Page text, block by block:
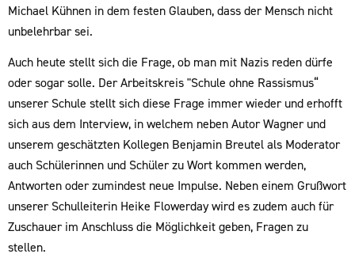
Michael Kühnen in dem festen Glauben, dass der Mensch nicht
unbelehrbar sei.
Auch heute stellt sich die Frage, ob man mit Nazis reden dürfe
oder sogar solle. Der Arbeitskreis "Schule ohne Rassismus“
unserer Schule stellt sich diese Frage immer wieder und erhofft
sich aus dem Interview, in welchem neben Autor Wagner und
unserem geschätzten Kollegen Benjamin Breutel als Moderator
auch Schülerinnen und Schüler zu Wort kommen werden,
Antworten oder zumindest neue Impulse. Neben einem Grußwort
unserer Schulleiterin Heike Flowerday wird es zudem auch für
Zuschauer im Anschluss die Möglichkeit geben, Fragen zu
stellen.